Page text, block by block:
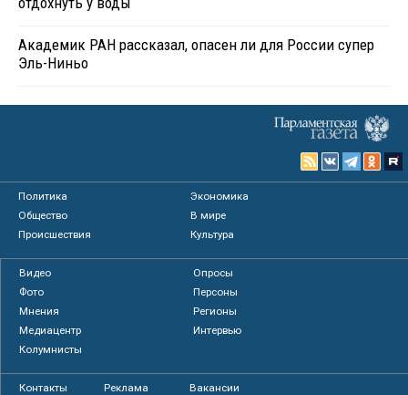
Академик РАН рассказал, опасен ли для России супер
Эль-Ниньо
Политика
Экономика
Общество
В мире
Происшествия
Культура
Видео
Опросы
Фото
Персоны
Мнения
Регионы
Медиацентр
Интервью
Колумнисты
Контакты Реклама Вакансии